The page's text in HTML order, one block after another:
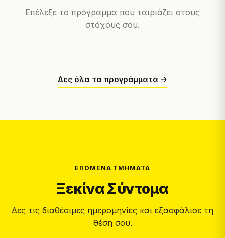
Επέλεξε το πρόγραμμα που ταιριάζει στους
στόχους σου.
Δες όλα τα προγράμματα →
ΕΠΌΜΕΝΑ ΤΜΉΜΑΤΑ
Ξεκίνα Σύντομα
Δες τις διαθέσιμες ημερομηνίες και εξασφάλισε τη
θέση σου.